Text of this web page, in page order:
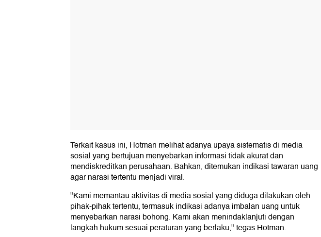
Terkait kasus ini, Hotman melihat adanya upaya sistematis di media
sosial yang bertujuan menyebarkan informasi tidak akurat dan
mendiskreditkan perusahaan. Bahkan, ditemukan indikasi tawaran uang
agar narasi tertentu menjadi viral.
"Kami memantau aktivitas di media sosial yang diduga dilakukan oleh
pihak-pihak tertentu, termasuk indikasi adanya imbalan uang untuk
menyebarkan narasi bohong. Kami akan menindaklanjuti dengan
langkah hukum sesuai peraturan yang berlaku," tegas Hotman.